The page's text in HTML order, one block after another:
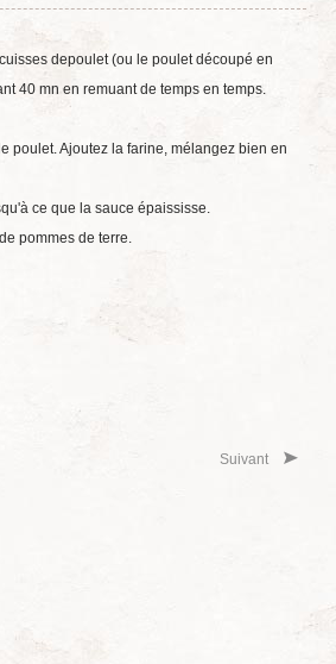
depoulet (ou le poulet découpé en
40 mn en remuant de temps en temps.
poulet. Ajoutez la farine, mélangez bien en
ce que la sauce épaississe.
pommes de terre.
Suivant